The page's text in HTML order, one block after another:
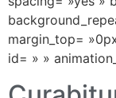
margin_top=
id= » »